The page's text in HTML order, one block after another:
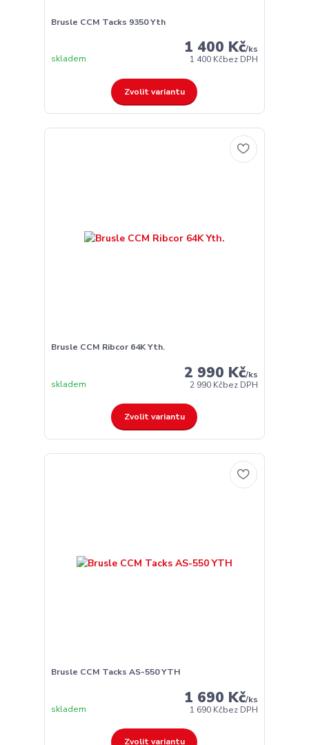
Brusle CCM Tacks 9350 Yth
1 400 Kč/ks
1 400 Kčbez DPH
skladem
Zvolit variantu
Brusle CCM Ribcor 64K Yth.
2 990 Kč/ks
2 990 Kčbez DPH
skladem
Zvolit variantu
Brusle CCM Tacks AS-550 YTH
1 690 Kč/ks
1 690 Kčbez DPH
skladem
Zvolit variantu